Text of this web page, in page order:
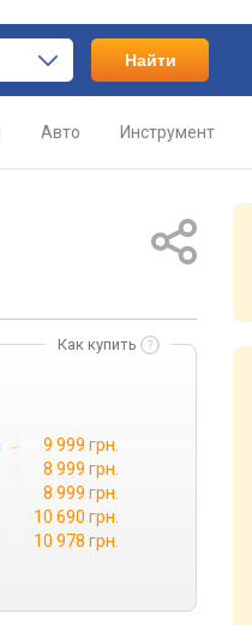
Найти
Авто Инструмент
Как купить
→ 9 999 грн.
8 999 грн.
8 999 грн.
10 690 грн.
10 978 грн.